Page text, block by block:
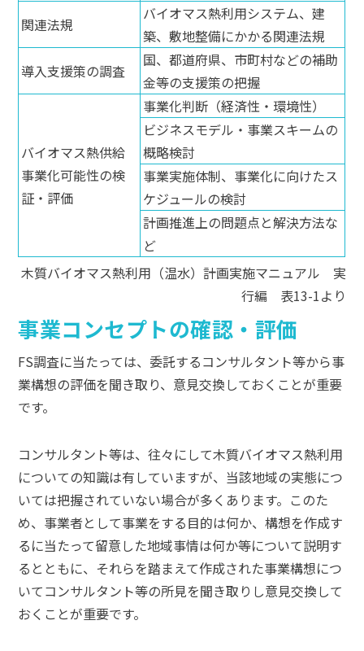
関連法規
バイオマス熱利用システム、建
築、敷地整備にかかる関連法規
導入支援策の調査
国、都道府県、市町村などの補助
金等の支援策の把握
バイオマス熱供給
事業化可能性の検
証・評価
事業化判断（経済性・環境性）
ビジネスモデル・事業スキームの
概略検討
事業実施体制、事業化に向けたス
ケジュールの検討
計画推進上の問題点と解決方法な
ど
木質バイオマス熱利用（温水）計画実施マニュアル 実
行編 表13-1より
事業コンセプトの確認・評価
FS調査に当たっては、委託するコンサルタント等から事
業構想の評価を聞き取り、意見交換しておくことが重要
です。
コンサルタント等は、往々にして木質バイオマス熱利用
についての知識は有していますが、当該地域の実態につ
いては把握されていない場合が多くあります。このた
め、事業者として事業をする目的は何か、構想を作成す
るに当たって留意した地域事情は何か等について説明す
るとともに、それらを踏まえて作成された事業構想につ
いてコンサルタント等の所見を聞き取りし意見交換して
おくことが重要です。